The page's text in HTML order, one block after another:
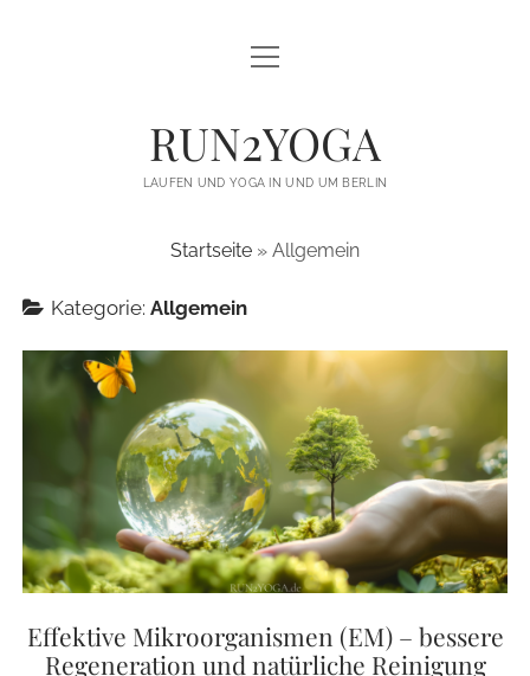
LAUFEN UND YOGA
YOGA FÜR VEREINE / LAUFTREFFS
BLACKBOARD TRAINING
ÜBER MICH
BLOG
twitterfacebookinstagram
emailemail-
form
open
menu
RUN2YOGA
LAUFEN UND YOGA IN UND UM BERLIN
Startseite » Allgemein
Kategorie: Allgemein
Effektive Mikroorganismen (EM) – bessere
Regeneration und natürliche Reinigung